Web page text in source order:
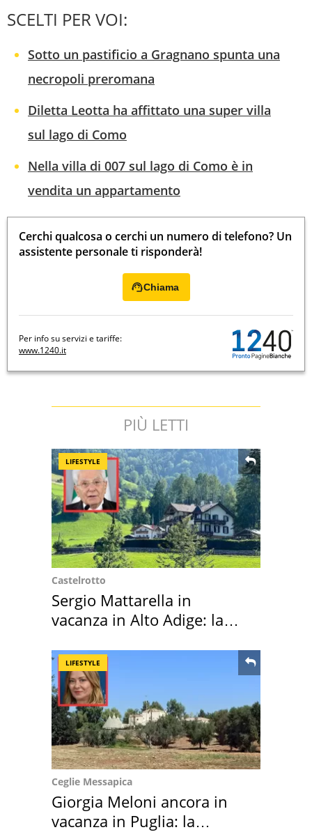
SCELTI PER VOI:
Sotto un pastificio a Gragnano spunta una
necropoli preromana
Diletta Leotta ha affittato una super villa
sul lago di Como
Nella villa di 007 sul lago di Como è in
vendita un appartamento
Cerchi qualcosa o cerchi un numero di telefono? Un
assistente personale ti risponderà!
Chiama
Per info su servizi e tariffe:
www.1240.it
PIÙ LETTI
LIFESTYLE
Castelrotto
Sergio Mattarella in
vacanza in Alto Adige: la
LIFESTYLE
Ceglie Messapica
Giorgia Meloni ancora in
vacanza in Puglia: la